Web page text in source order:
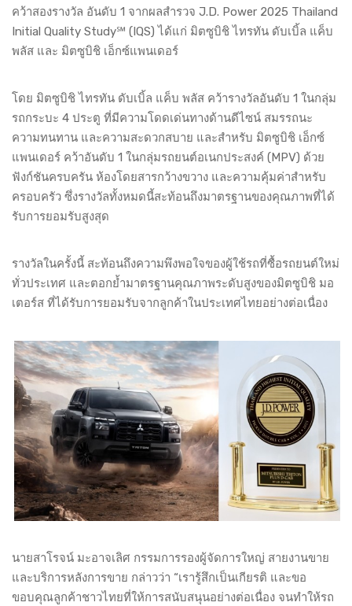
คว้าสองรางวัล อันดับ 1 จากผลสำรวจ J.D. Power 2025 Thailand
Initial Quality Study℠ (IQS) ได้แก่ มิตซูบิชิ ไทรทัน ดับเบิ้ล แค็บ
พลัส และ มิตซูบิชิ เอ็กซ์แพนเดอร์
โดย มิตซูบิชิ ไทรทัน ดับเบิ้ล แค็บ พลัส คว้ารางวัลอันดับ 1 ในกลุ่ม
รถกระบะ 4 ประตู ที่มีความโดดเด่นทางด้านดีไซน์ สมรรถนะ
ความทนทาน และความสะดวกสบาย และสำหรับ มิตซูบิชิ เอ็กซ์
แพนเดอร์ คว้าอันดับ 1 ในกลุ่มรถยนต์อเนกประสงค์ (MPV) ด้วย
ฟังก์ชันครบครัน ห้องโดยสารกว้างขวาง และความคุ้มค่าสำหรับ
ครอบครัว ซึ่งรางวัลทั้งหมดนี้สะท้อนถึงมาตรฐานของคุณภาพที่ได้
รับการยอมรับสูงสุด
รางวัลในครั้งนี้ สะท้อนถึงความพึงพอใจของผู้ใช้รถที่ซื้อรถยนต์ใหม่
ทั่วประเทศ และตอกย้ำมาตรฐานคุณภาพระดับสูงของมิตซูบิชิ มอ
เตอร์ส ที่ได้รับการยอมรับจากลูกค้าในประเทศไทยอย่างต่อเนื่อง
นายสาโรจน์ มะอาจเลิศ กรรมการรองผู้จัดการใหญ่ สายงานขาย
และบริการหลังการขาย กล่าวว่า “เรารู้สึกเป็นเกียรติ และขอ
ขอบคุณลูกค้าชาวไทยที่ให้การสนับสนุนอย่างต่อเนื่อง จนทำให้รถ